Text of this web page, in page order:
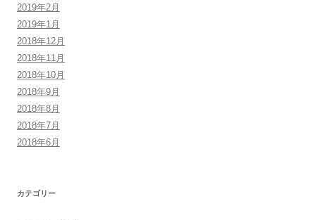
2019年2月
2019年1月
2018年12月
2018年11月
2018年10月
2018年9月
2018年8月
2018年7月
2018年6月
カテゴリー